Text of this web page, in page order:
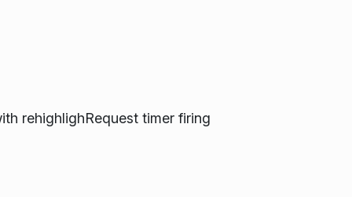
rehighlighRequest timer firing